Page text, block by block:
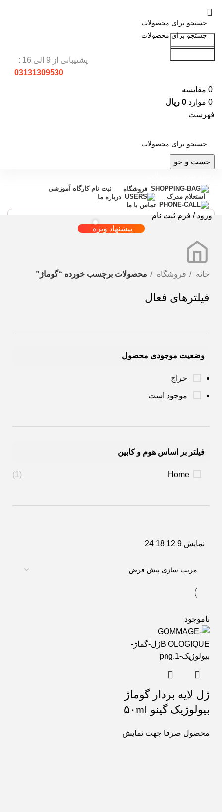
جست و جو
پشتیبانی از 9 الی 16 :
03131309530
0 مقایسه
0 موارد 0 ریال
فهرست
جست و جو
فروشگاه
ثبت نام کارگاه آموزشی
استعلام مدرک
درباره ما
تماس با ما
ورود / فرم ثبت نام
پیشنهاد ویژه
خانه فروشگاه محصولات برچسب خورده “گوماژ”
فیلترهای فعال
وضعیت موجودی محصول
حراج
موجود است
فیلتر بر اساس هوم و کابین
Home
(1)
نمایش 9
12
18
24
ناموجود
ژل لایه بردار گوماژ
بیولوژیک گینو ۵۰ml
محصول صرفا جهت نمایش